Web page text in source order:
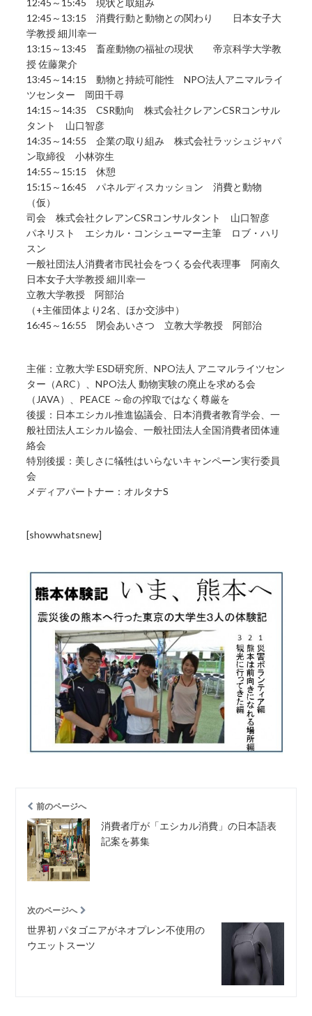
12:45～15:45 現状と取組み
12:45～13:15 消費行動と動物との関わり 日本女子大
学教授 細川幸一
13:15～13:45 畜産動物の福祉の現状 帝京科学大学教
授 佐藤衆介
13:45～14:15 動物と持続可能性 NPO法人アニマルライ
ツセンター 岡田千尋
14:15～14:35 CSR動向 株式会社クレアンCSRコンサル
タント 山口智彦
14:35～14:55 企業の取り組み 株式会社ラッシュジャパ
ン取締役 小林弥生
14:55～15:15 休憩
15:15～16:45 パネルディスカッション 消費と動物
（仮）
司会 株式会社クレアンCSRコンサルタント 山口智彦
パネリスト エシカル・コンシューマー主筆 ロブ・ハリ
スン
一般社団法人消費者市民社会をつくる会代表理事 阿南久
日本女子大学教授 細川幸一
立教大学教授 阿部治
（+主催団体より2名、ほか交渉中）
16:45～16:55 閉会あいさつ 立教大学教授 阿部治
主催：立教大学 ESD研究所、NPO法人 アニマルライツセン
ター（ARC）、NPO法人 動物実験の廃止を求める会
（JAVA）、PEACE ～命の搾取ではなく尊厳を
後援：日本エシカル推進協議会、日本消費者教育学会、一
般社団法人エシカル協会、一般社団法人全国消費者団体連
絡会
特別後援：美しさに犠牲はいらないキャンペーン実行委員
会
メディアパートナー：オルタナS
[showwhatsnew]
前のページへ
消費者庁が「エシカル消費」の日本語表
記案を募集
次のページへ
世界初 パタゴニアがネオプレン不使用の
ウエットスーツ